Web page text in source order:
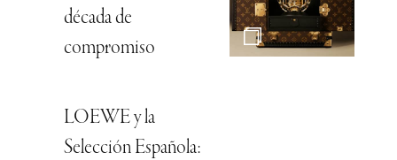
década de
compromiso
LOEWE y la
Selección Española: